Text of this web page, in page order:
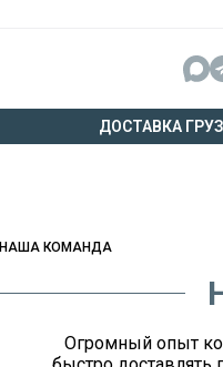
ДОСТАВКА
НАША КОМАНДА
Огромный опыт